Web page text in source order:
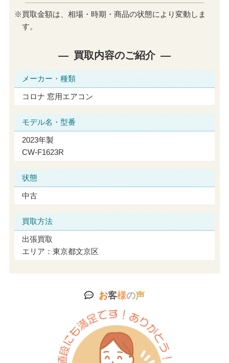
※買取金額は、相場・時期・商品の状態により変動しま
す。
買取内容のご紹介
メーカー・種類
コロナ 窓用エアコン
モデル名・型番
2023年製
CW-F1623R
状態
中古
買取方法
出張買取
エリア：東京都文京区
お客様の声